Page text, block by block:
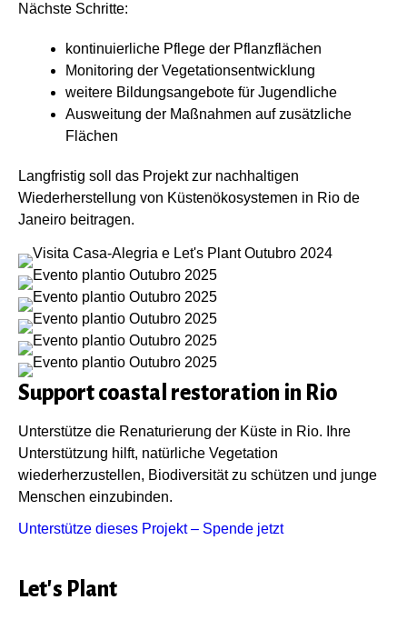
Nächste Schritte:
kontinuierliche Pflege der Pflanzflächen
Monitoring der Vegetationsentwicklung
weitere Bildungsangebote für Jugendliche
Ausweitung der Maßnahmen auf zusätzliche
Flächen
Langfristig soll das Projekt zur nachhaltigen
Wiederherstellung von Küstenökosystemen in Rio de
Janeiro beitragen.
Support coastal restoration in Rio
Unterstütze die Renaturierung der Küste in Rio. Ihre
Unterstützung hilft, natürliche Vegetation
wiederherzustellen, Biodiversität zu schützen und junge
Menschen einzubinden.
Unterstütze dieses Projekt – Spende jetzt
Let's Plant